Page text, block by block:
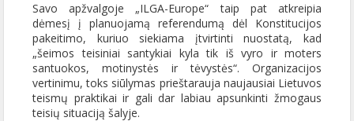
Savo apžvalgoje „ILGA-Europe“ taip pat atkreipia
dėmesį į planuojamą referendumą dėl Konstitucijos
pakeitimo, kuriuo siekiama įtvirtinti nuostatą, kad
„šeimos teisiniai santykiai kyla tik iš vyro ir moters
santuokos, motinystės ir tėvystės“. Organizacijos
vertinimu, toks siūlymas prieštarauja naujausiai Lietuvos
teismų praktikai ir gali dar labiau apsunkinti žmogaus
teisių situaciją šalyje.